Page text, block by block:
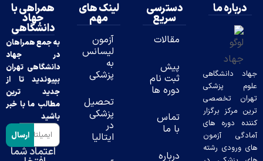
درباره ما
دانشگاهی
پزشکی
تخصصی
مرکز برگزار
دوره های
آزمون
ورودی رشته
دسترسی
سریع
مقالات
پیش
ثبت نام
دوره ها
تماس
با ما
درباره
لینک های
مهم
آزمون
لیسانس
پزشکی
تحصیل
پزشکی
ایتالیا
همراهی با
جهاد
دانشگاهی
به جمع همراهان
در جهاد
دانشگاهی تهران
بپیوندید تا از
جدید ترین
مطالب ما با خبر
باشید
ارسال
اعتماد شما